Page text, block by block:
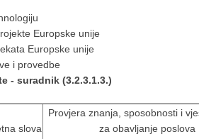
Europske unije
Europske unije
i provedbe
- suradnik (3.2.3.1.3.)
slova
Provjera znanja, sposobnosti i
za obavljanje poslova